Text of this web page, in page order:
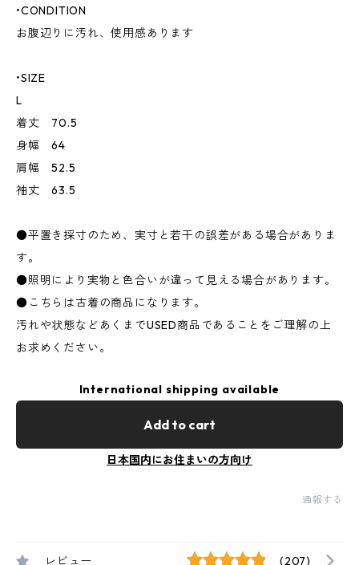
•CONDITION
お腹辺りに汚れ、使用感あります
•SIZE
L
着丈 70.5
身幅 64
肩幅 52.5
袖丈 63.5
●平置き採寸のため、実寸と若干の誤差がある場合がありま
す。
●照明により実物と色合いが違って見える場合があります。
●こちらは古着の商品になります。
汚れや状態などあくまでUSED商品であることをご理解の上
お求めください。
International shipping available
Add to cart
日本国内にお住まいの方向け
通報する
レビュー (207)